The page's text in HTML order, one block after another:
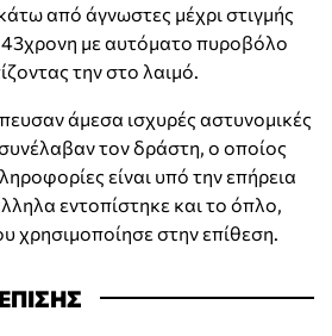
από άγνωστες μέχρι στιγμής
43χρονη με αυτόματο πυροβόλο
την στο λαιμό.
άμεσα ισχυρές αστυνομικές
τον δράστη, ο οποίος
είναι υπό την επήρεια
εντοπίστηκε και το όπλο,
χρησιμοποίησε στην επίθεση.